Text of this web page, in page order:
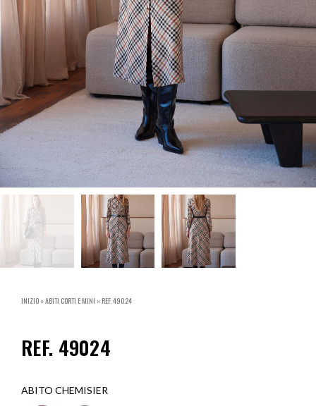
INIZIO »ABITI CORTI E MINI » REF. 49024
REF. 49024
ABITO CHEMISIER